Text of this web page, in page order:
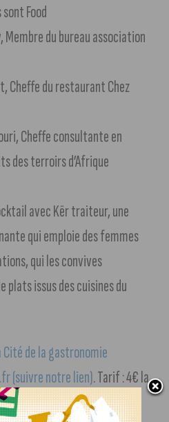
Food
Membre du bureau association
Cheffe du restaurant Chez
Cheffe consultante en
des terroirs d’Afrique
avec Kër traiteur, une
qui emploie des femmes
qui les convives
issus des cuisines du
de la gastronomie
(suivre notre lien). Tarif : 4€ la